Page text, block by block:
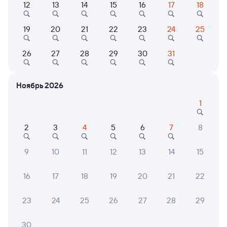
Найдём билет на поезд за вас
Даже если сейчас нет мест
Искать билеты
Отели в Ярославле
6 ⁠900 ⁠₽
12 13 14 15 16 17 18
19 20 21 22 23 24 25
26 27 28 29 30 31
Ноябрь 2026
1
2 3 4 5 6 7 8
9 10 11 12 13 14 15
16 17 18 19 20 21 22
23 24 25 26 27 28 29
30